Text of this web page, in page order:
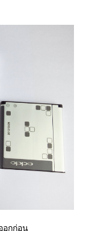
อกก่อน